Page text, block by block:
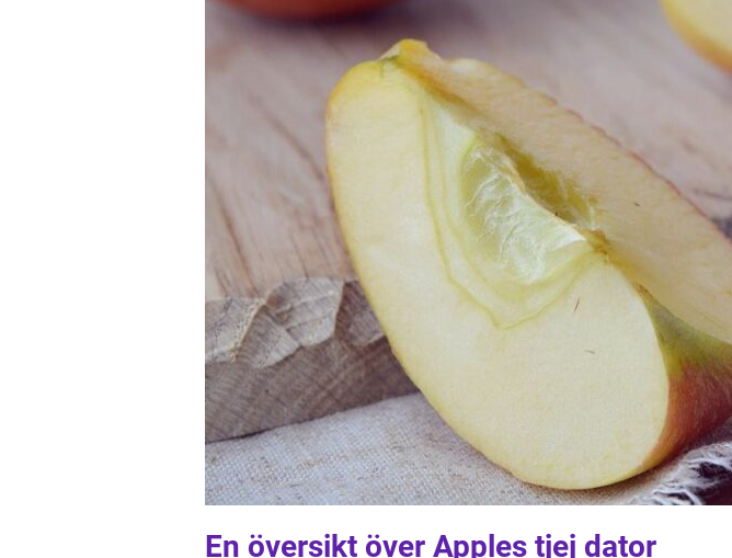
En översikt över Apples tjej dator